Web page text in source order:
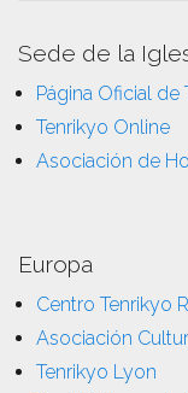
Sede de la
Página Oficial de
Tenrikyo Online
Asociación de
Europa
Centro Tenrikyo
Asociación
Tenrikyo Lyon